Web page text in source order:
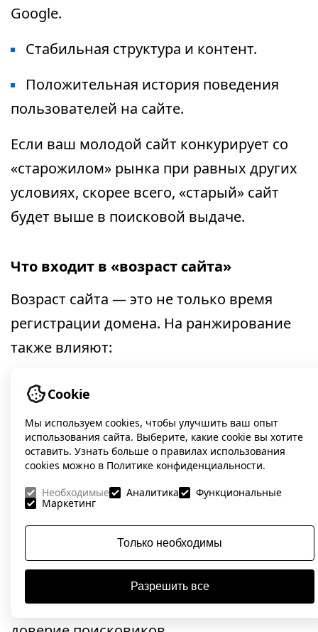
Google.
Стабильная структура и контент.
Положительная история поведения
пользователей на сайте.
Если ваш молодой сайт конкурирует со
«старожилом» рынка при равных других
условиях, скорее всего, «старый» сайт
будет выше в поисковой выдаче.
Что входит в «возраст сайта»
Возраст сайта — это не только время
регистрации домена. На ранжирование
также влияют:
публикация и обновление материалов.
История индексации— если сайт
давно и стабильно индексируется, это
плюс.
Стабильность структуры— отсутствие
периодов простоя, технических проблем.
Контент, размещенный много лет назад и
регулярно обновляемый, повышает
Cookie
Мы используем cookies, чтобы улучшить ваш опыт
использования сайта. Выберите, какие cookie вы хотите
оставить. Узнать больше о правилах использования
cookies можно в Политике конфиденциальности.
Необходимые
Аналитика Функциональные
Маркетинг
Только необходимы
Разрешить все